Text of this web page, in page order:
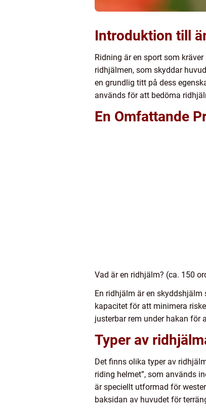
Introduktion till
Ridning är en sport som
ridhjälmen, som skyddar
en grundlig titt på dess
används för att bedöma
En Omfattande
Vad är en ridhjälm? (ca. 150
En ridhjälm är en
kapacitet för att minimera
justerbar rem under hakan för
Typer av
Det finns olika typer av
riding helmet”, som används
är speciellt utformad för
baksidan av huvudet för